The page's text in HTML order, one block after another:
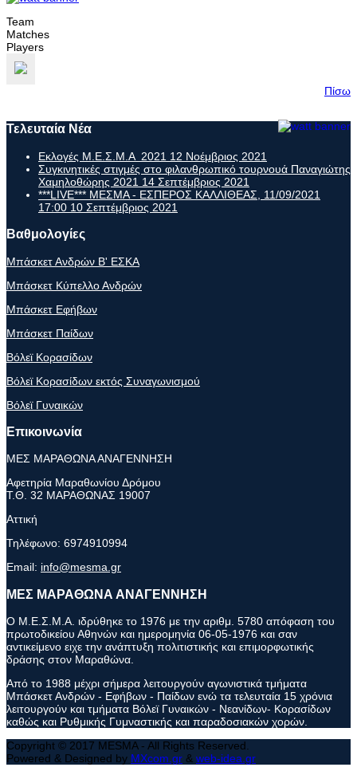
Team
Matches
Players
Πίσω
Τελευταία Νέα
Εκλογές Μ.Ε.Σ.Μ.Α 2021 12 Νοέμβριος 2021
Συγκινητικές στιγμές στο φιλανθρωπικό τουρνουά Παναγιώτης
Χαμηλοθώρης 2021 14 Σεπτέμβριος 2021
***LIVE*** ΜΕΣΜΑ - ΕΣΠΕΡΟΣ ΚΑΛΛΙΘΕΑΣ, 11/09/2021
17:00 10 Σεπτέμβριος 2021
Βαθμολογίες
Μπάσκετ Ανδρών Β' ΕΣΚΑ
Μπάσκετ Κύπελλο Ανδρών
Μπάσκετ Εφήβων
Μπάσκετ Παίδων
Βόλεϊ Κορασίδων
Βόλεϊ Κορασίδων εκτός Συναγωνισμού
Βόλεϊ Γυναικών
Επικοινωνία
ΜΕΣ ΜΑΡΑΘΩΝΑ ΑΝΑΓΕΝΝΗΣΗ
Αφετηρία Μαραθωνίου Δρόμου
Τ.Θ. 32 ΜΑΡΑΘΩΝΑΣ 19007
Αττική
Τηλέφωνο: 6974910994
Email: info@mesma.gr
ΜΕΣ ΜΑΡΑΘΩΝΑ ΑΝΑΓΕΝΝΗΣΗ
Ο Μ.Ε.Σ.Μ.Α. ιδρύθηκε το 1976 με την αριθμ. 5780 απόφαση του
πρωτοδικείου Αθηνών και ημερομηνία 06-05-1976 και σαν
αντικείμενο ειχε την ανάπτυξη πολιτιστικής και επιμορφωτικής
δράσης στον Μαραθώνα.
Από το 1988 μέχρι σήμερα λειτουργούν αγωνιστικά τμήματα
Μπάσκετ Ανδρών - Εφήβων - Παίδων ενώ τα τελευταία 15 χρόνια
λειτουργούν και τμήματα Βόλεϊ Γυναικών - Νεανίδων- Κορασίδων
καθώς και Ρυθμικής Γυμναστικής και παραδοσιακών χορών.
Copyright © 2017 MESMA - All Rights Reserved.
Powered & Designed by MXcom.gr & web-idea.gr